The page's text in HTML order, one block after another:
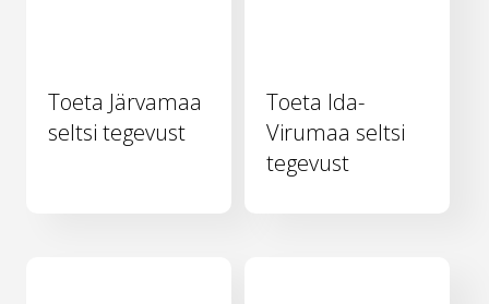
Toeta Järvamaa
seltsi tegevust
Toeta Ida-
Virumaa seltsi
tegevust